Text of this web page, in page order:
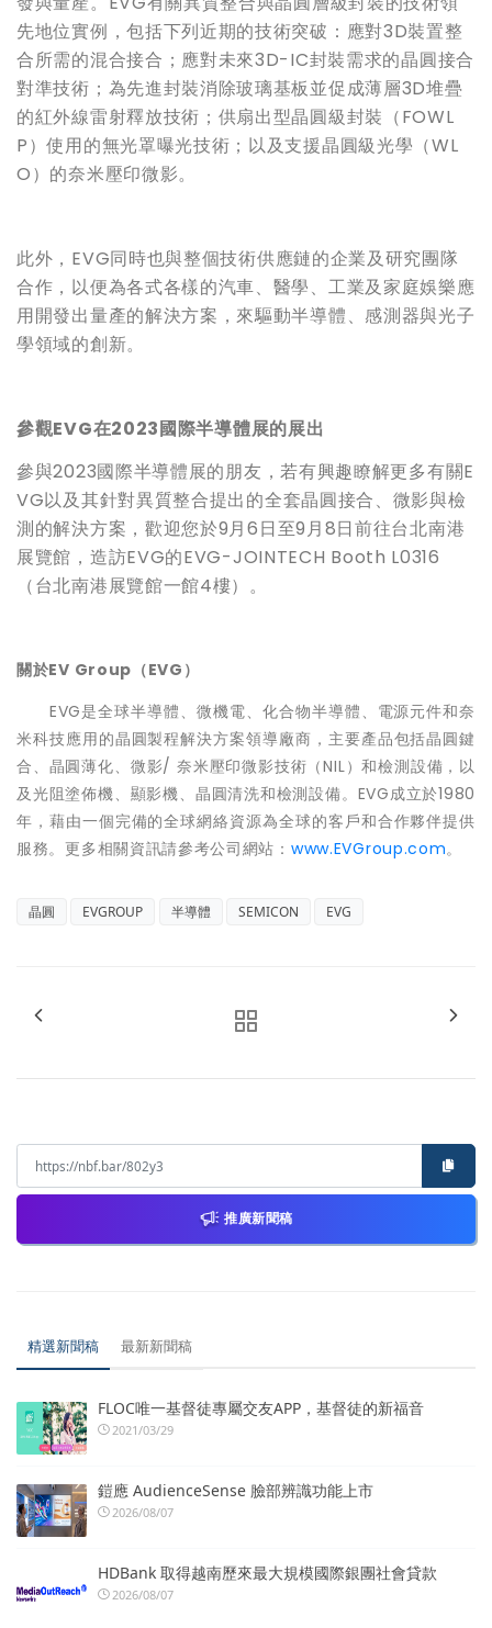
先地位實例，包括下列近期的技術突破：應對3D裝置整
合所需的混合接合；應對未來3D-IC封裝需求的晶圓接合
對準技術；為先進封裝消除玻璃基板並促成薄層3D堆疊
的紅外線雷射釋放技術；供扇出型晶圓級封裝（FOWL
P）使用的無光罩曝光技術；以及支援晶圓級光學（WL
O）的奈米壓印微影。
此外， EVG同時也與整個技術供應鏈的企業及研究團隊
合作，以便為各式各樣的汽車、醫學、工業及家庭娛樂應
用開發出量產的解決方案，來驅動半導體、感測器與光子
學領域的創新。
參觀EVG在2023國際半導體展的展出
參與2023國際半導體展的朋友，若有興趣瞭解更多有關E
VG以及其針對異質整合提出的全套晶圓接合、微影與檢
測的解決方案，歡迎您於9月6日至9月8日前往台北南港
展覽館，造訪EVG的EVG-JOINTECH Booth L0316
（台北南港展覽館一館4樓）。
關於EV Group （EVG ）
EVG是全球半導體、微機電、化合物半導體、電源元件和奈
米科技應用的晶圓製程解決方案領導廠商，主要產品包括晶圓鍵
合、晶圓薄化、微影/ 奈米壓印微影技術（NIL）和檢測設備，以
及光阻塗佈機、顯影機、晶圓清洗和檢測設備。EVG成立於1980
年，藉由一個完備的全球網絡資源為全球的客戶和合作夥伴提供
服務。更多相關資訊請參考公司網站： www.EVGroup.com。
晶圓 EVGROUP 半導體 SEMICON EVG
推廣新聞稿
精選新聞稿 最新新聞稿
FLOC唯一基督徒專屬交友APP，基督徒的新福音
2021/03/29
鎧應 AudienceSense 臉部辨識功能上市
2026/08/07
HDBank 取得越南歷來最大規模國際銀團社會貸款
2026/08/07